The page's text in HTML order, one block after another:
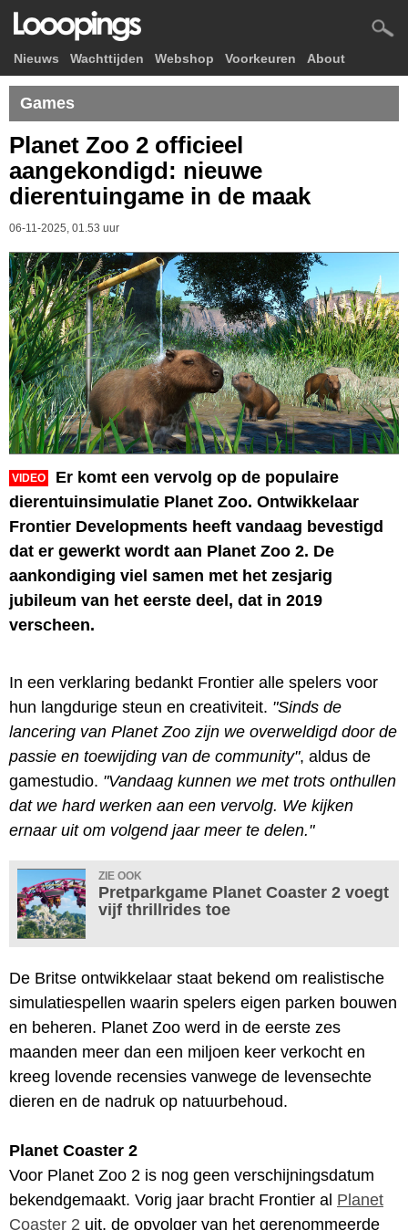
Nieuws Wachttijden Webshop Voorkeuren About
Games
Planet Zoo 2 officieel
aangekondigd: nieuwe
dierentuingame in de maak
06-11-2025, 01.53 uur
VIDEO
Er komt een vervolg op de populaire
dierentuinsimulatie Planet Zoo. Ontwikkelaar
Frontier Developments heeft vandaag bevestigd
dat er gewerkt wordt aan Planet Zoo 2. De
aankondiging viel samen met het zesjarig
jubileum van het eerste deel, dat in 2019
verscheen.
In een verklaring bedankt Frontier alle spelers voor
hun langdurige steun en creativiteit. "Sinds de
lancering van Planet Zoo zijn we overweldigd door de
passie en toewijding van de community", aldus de
gamestudio. "Vandaag kunnen we met trots onthullen
dat we hard werken aan een vervolg. We kijken
ernaar uit om volgend jaar meer te delen."
ZIE OOK
Pretparkgame Planet Coaster 2 voegt
vijf thrillrides toe
De Britse ontwikkelaar staat bekend om realistische
simulatiespellen waarin spelers eigen parken bouwen
en beheren. Planet Zoo werd in de eerste zes
maanden meer dan een miljoen keer verkocht en
kreeg lovende recensies vanwege de levensechte
dieren en de nadruk op natuurbehoud.
Planet Coaster 2
Voor Planet Zoo 2 is nog geen verschijningsdatum
bekendgemaakt. Vorig jaar bracht Frontier al Planet
Coaster 2 uit, de opvolger van het gerenommeerde